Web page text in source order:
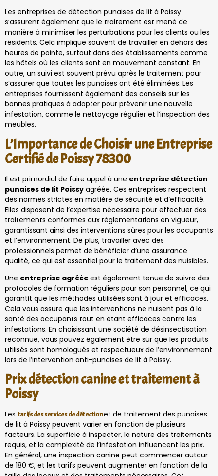
Les entreprises de détection punaises de lit à Poissy
s’assurent également que le traitement est mené de
manière à minimiser les perturbations pour les clients ou les
résidents. Cela implique souvent de travailler en dehors des
heures de pointe, surtout dans des établissements comme
les hôtels où les clients sont en mouvement constant. En
outre, un suivi est souvent prévu après le traitement pour
s’assurer que toutes les punaises ont été éliminées. Les
entreprises fournissent également des conseils sur les
bonnes pratiques à adopter pour prévenir une nouvelle
infestation, comme le nettoyage régulier et l’inspection des
meubles.
L’Importance de Choisir une Entreprise
Certifié de Poissy 78300
Il est primordial de faire appel à une entreprise détection
punaises de lit Poissy agréée. Ces entreprises respectent
des normes strictes en matière de sécurité et d’efficacité.
Elles disposent de l’expertise nécessaire pour effectuer des
traitements conformes aux réglementations en vigueur,
garantissant ainsi des interventions sûres pour les occupants
et l’environnement. De plus, travailler avec des
professionnels permet de bénéficier d’une assurance
qualité, ce qui est essentiel pour le traitement des nuisibles.
Une entreprise agréée est également tenue de suivre des
protocoles de formation réguliers pour son personnel, ce qui
garantit que les méthodes utilisées sont à jour et efficaces.
Cela vous assure que les interventions ne nuisent pas à la
santé des occupants tout en étant efficaces contre les
infestations. En choisissant une société de désinsectisation
reconnue, vous pouvez également être sûr que les produits
utilisés sont homologués et respectueux de l’environnement
lors de l’intervention anti-punaises de lit à Poissy.
Prix détection canine et traitement à
Poissy
Les tarifs des services de détectionet de traitement des punaises
de lit à Poissy peuvent varier en fonction de plusieurs
facteurs. La superficie à inspecter, la nature des traitements
requis, et la complexité de l’infestation influencent les prix.
En général, une inspection canine peut commencer autour
de 180 €, et les tarifs peuvent augmenter en fonction de la